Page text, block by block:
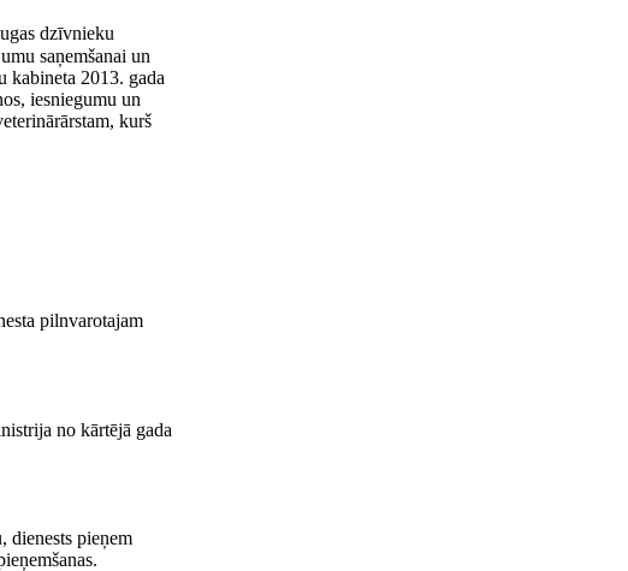
dzīvnieku
saņemšanai un
kabineta 2013. gada
iesniegumu un
kurš
pilnvarotajam
no kārtējā gada
dienests pieņem